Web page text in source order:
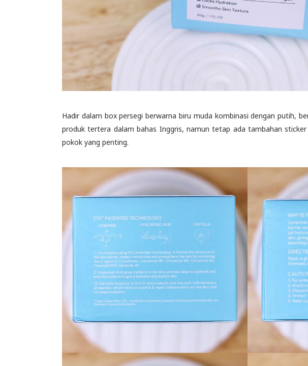
Hadir dalam box persegi berwarna biru muda kombinasi dengan putih,
produk tertera dalam bahas Inggris, namun tetap ada tambahan
pokok yang penting.